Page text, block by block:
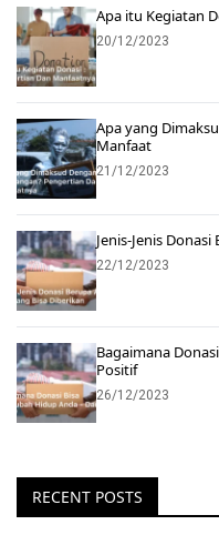
Apa itu Kegiatan
20/12/2023
Apa yang
Manfaat
21/12/2023
Jenis-Jenis
22/12/2023
Bagaimana
Positif
26/12/2023
RECENT POSTS